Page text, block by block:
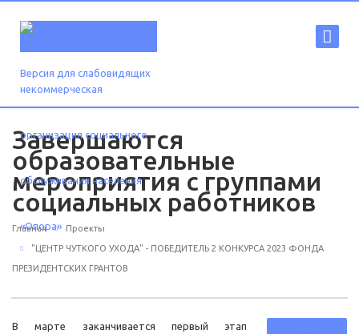
Версия для слабовидящих
Завершаются
образовательные
мероприятия с группами
социальных работников
Главная Проекты
"ЦЕНТР ЧУТКОГО УХОДА" - ПОБЕДИТЕЛЬ 2 КОНКУРСА 2023 ФОНДА
ПРЕЗИДЕНТСКИХ ГРАНТОВ
В марте заканчивается первый этап